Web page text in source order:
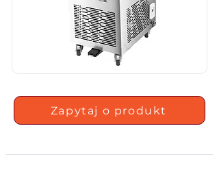
Zapytaj o produkt